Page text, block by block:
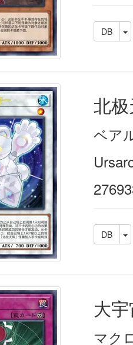
DB
北
ベア
DB
大
マク